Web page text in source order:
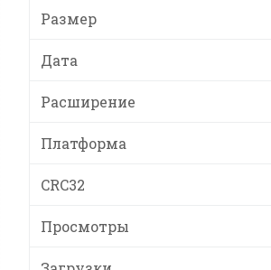
Размер
Дата
Расширение
Платформа
CRC32
Просмотры